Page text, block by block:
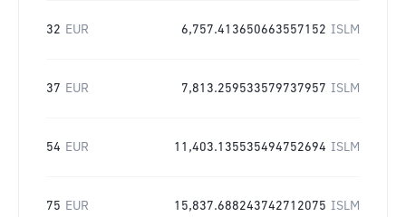
32 EUR 6,757.413650663557152 ISLM
37 EUR 7,813.259533579737957 ISLM
54 EUR 11,403.135535494752694 ISLM
75 EUR 15,837.688243742712075 ISLM